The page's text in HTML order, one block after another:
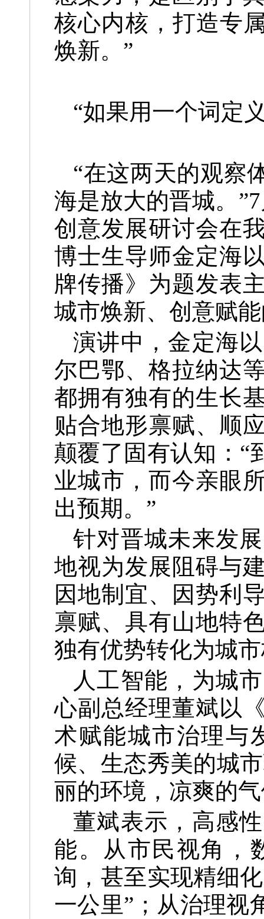
核心内核，打造专
焕新。”
“如果用一个词定
“在这两天的观察
海是放大的晋城。
创意发展研讨会在
博士生导师金定海
牌传播》为题发表
城市焕新、创意赋
演讲中，金定海
尔巴鄂、格拉纳达
都拥有独有的生长
贴合地形禀赋、顺
颠覆了固有认知：“
业城市，而今亲眼
出预期。”
针对晋城未来发
地视为发展阻碍与
因地制宜、因势利
禀赋、具有山地特
独有优势转化为城
人工智能，为城
心副总经理董斌以
术赋能城市治理与
候、生态秀美的城
丽的环境，凉爽的
董斌表示，高感
能。从市民视角，
询，甚至实现精细
一公里”；从治理视